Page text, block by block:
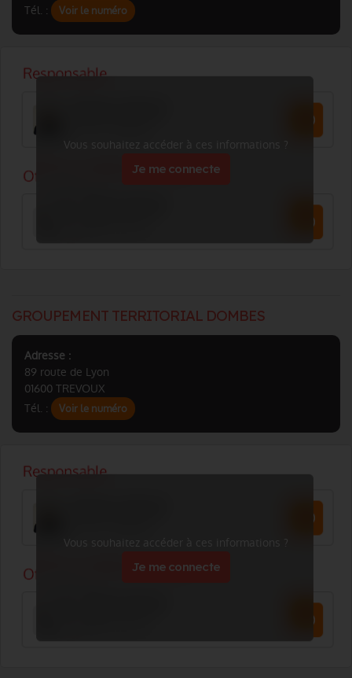
Tél. :
Voir le numéro
Vous souhaitez accéder à ces informations ?
Je me connecte
GROUPEMENT TERRITORIAL DOMBES
Adresse :
89 route de Lyon
01600 TREVOUX
Tél. :
Voir le numéro
Vous souhaitez accéder à ces informations ?
Je me connecte